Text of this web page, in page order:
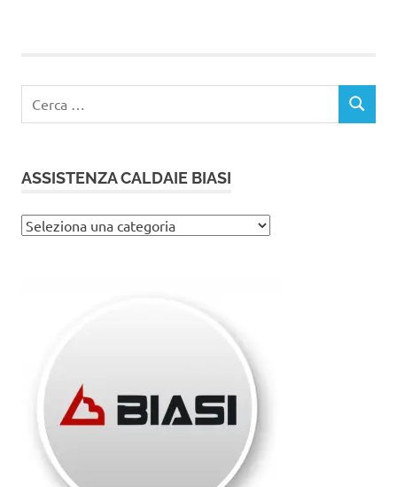
per:
CERCA
ASSISTENZA CALDAIE BIASI
Assistenza